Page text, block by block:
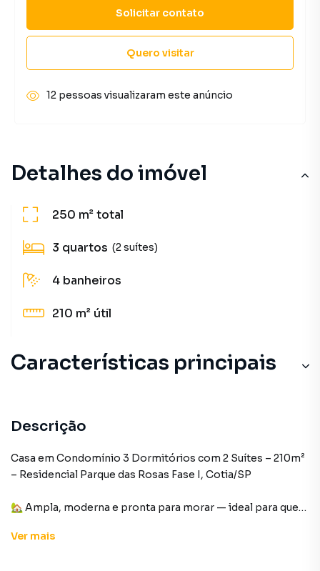
Detalhes do imóvel
250 m²total
3 quartos (2 suítes)
4 banheiros
210 m² útil
Características principais
Piscina
Armário Cozinha
Descrição
Casa em Condomínio 3 Dormitórios com 2 Suítes – 210m²
– Residencial Parque das Rosas Fase I, Cotia/SP
🏡 Ampla, moderna e pronta para morar — ideal para quem
condomínio fechado em Cotia!
Ver mais
Solicitar contato
Quero visitar
12 pessoas visualizaram este anúncio